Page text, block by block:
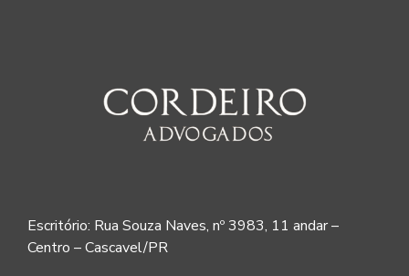
Escritório: Rua Souza Naves, nº 3983, 11 andar –
Centro – Cascavel/PR